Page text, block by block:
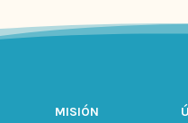
MISIÓN